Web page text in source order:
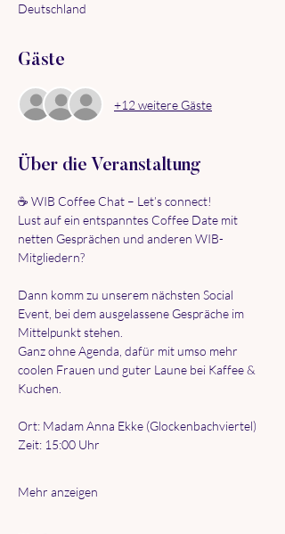
Deutschland
Gäste
+12 weitere Gäste
Über die Veranstaltung
☕ WIB Coffee Chat – Let’s connect!
Lust auf ein entspanntes Coffee Date mit
netten Gesprächen und anderen WIB-
Mitgliedern?
Dann komm zu unserem nächsten Social
Event, bei dem ausgelassene Gespräche im
Mittelpunkt stehen.
Ganz ohne Agenda, dafür mit umso mehr
coolen Frauen und guter Laune bei Kaffee &
Kuchen.
Ort: Madam Anna Ekke (Glockenbachviertel)
Zeit: 15:00 Uhr
Mehr anzeigen